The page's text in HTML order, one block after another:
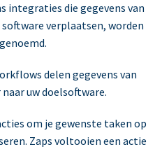
integraties die gegevens van
verplaatsen, worden
delen gegevens van
uw doelsoftware.
om je gewenste taken op
Zaps voltooien een actie